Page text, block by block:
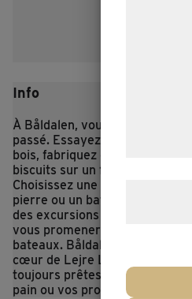
Info
À Båldalen, vous et votre
passé. Essayez les haches de
bois, fabriquez de la farine et
biscuits sur un feu de camp, ou
Choisissez une pirogue comme
pierre ou un bateau à rames
des excursions du dimanche
vous promener sur le lac dans
bateaux. Båldalen est un
cœur de Lejre Land of
toujours prêtes pour que vous
pain ou vos propres saucisses.